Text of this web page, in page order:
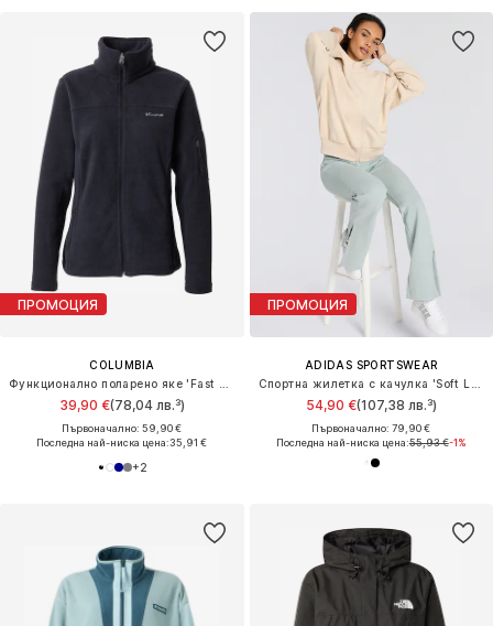
ПРОМОЦИЯ
COLUMBIA
Функционално поларено яке 'Fast Trek II'
39,90 €(78,04 лв.³)
Първоначално: 59,90 €
Последна най-ниска цена:35,91 €
+2
ПРОМОЦИЯ
ADIDAS SPORTSWEAR
Спортна жилетка с качулка 'Soft Lux'
54,90 €(107,38 лв.³)
Първоначално: 79,90 €
Последна най-ниска цена:55,93 €-1%